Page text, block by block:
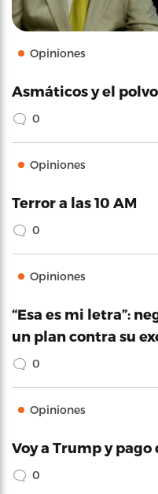
Opiniones
Asmáticos y el
0
Opiniones
Terror a las 10 AM
0
Opiniones
“Esa es mi letra”:
un plan contra su
0
Opiniones
Voy a Trump y pago
0